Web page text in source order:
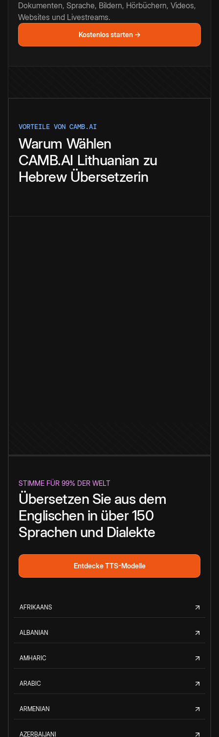
Dokumenten, Sprache, Bildern, Hörbüchern, Videos,
Websites und Livestreams.
Kostenlos starten →
VORTEILE VON CAMB.AI
Warum Wählen
CAMB.AI Lithuanian zu
Hebrew Übersetzerin
STIMME FÜR 99% DER WELT
Übersetzen Sie aus dem
Englischen in über 150
Sprachen und Dialekte
Entdecke TTS-Modelle
AFRIKAANS
ALBANIAN
AMHARIC
ARABIC
ARMENIAN
AZERBAIJANI